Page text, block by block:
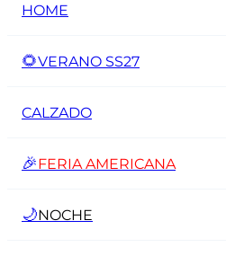
HOME
🌻VERANO SS27
CALZADO
🎉FERIA AMERICANA
🌙NOCHE